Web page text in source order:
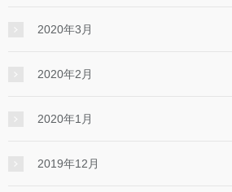
2020年3月
2020年2月
2020年1月
2019年12月